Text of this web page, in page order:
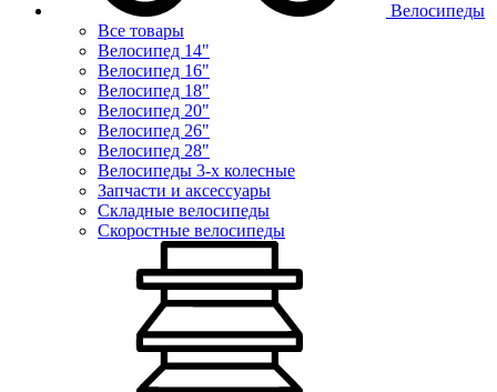
Велосипеды
Все товары
Велосипед 14"
Велосипед 16"
Велосипед 18"
Велосипед 20"
Велосипед 26"
Велосипед 28"
Велосипеды 3-х колесные
Запчасти и аксессуары
Складные велосипеды
Скоростные велосипеды